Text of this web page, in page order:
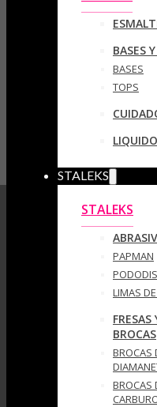
BASES
BASES
TOPS
STALEKS
STALEKS
PAPMAN
LIMAS
FRESAS
BROCAS
BROCAS
BROCAS